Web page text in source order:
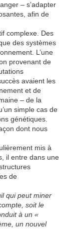
– s’adapter
afin de
complexe. Des
des systèmes
L’une
provenant de
avaient les
et de
– de la
simple cas de
génétiques.
dont nous
mis à
il entre dans une
de
qui peut miner
soit le
à un «
un nouvel